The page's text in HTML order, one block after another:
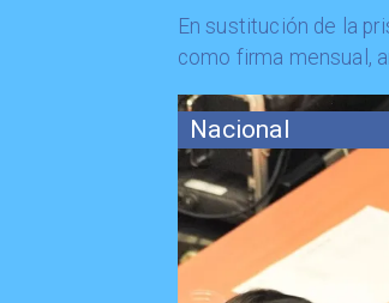
Nacional
​En sustitución de la
como firma mensual,